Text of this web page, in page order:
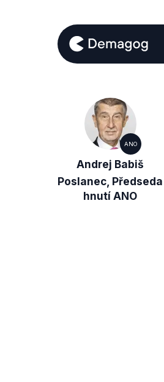
ANO
Andrej Babiš
Poslanec, Předseda
hnutí ANO